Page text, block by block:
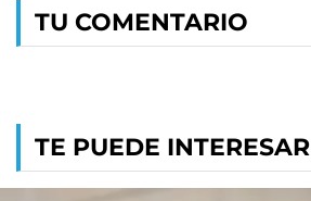
TU COMENTARIO
TE PUEDE INTERESAR